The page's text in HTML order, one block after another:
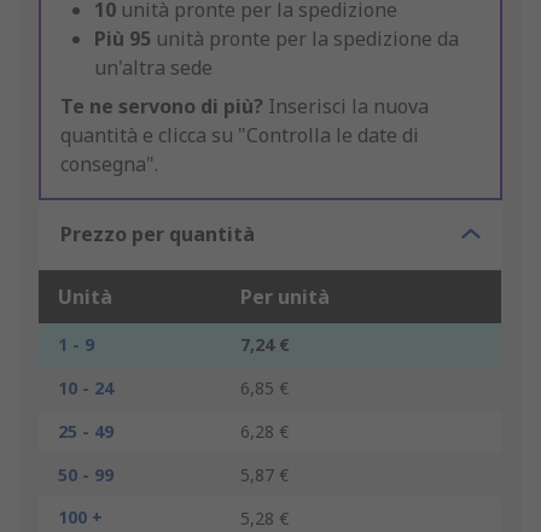
10 unità pronte per la spedizione
Più 95 unità pronte per la spedizione da
un'altra sede
Te ne servono di più? Inserisci la nuova
quantità e clicca su "Controlla le date di
consegna".
Prezzo per quantità
Unità Per unità
1 - 9
7,24 €
10 - 24
6,85 €
25 - 49
6,28 €
50 - 99
5,87 €
100 +
5,28 €